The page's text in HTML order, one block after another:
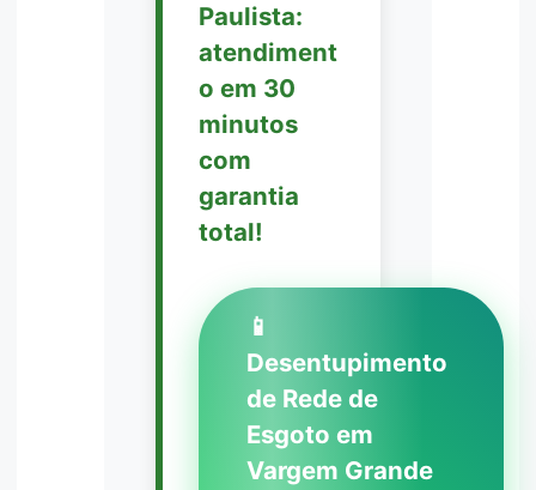
Paulista:
atendiment
o em 30
minutos
com
garantia
total!
📱
Desentupimento
de Rede de
Esgoto em
Vargem Grande